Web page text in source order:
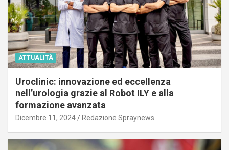
ATTUALITÀ
Uroclinic: innovazione ed eccellenza
nell’urologia grazie al Robot ILY e alla
formazione avanzata
Dicembre 11, 2024 Redazione Spraynews